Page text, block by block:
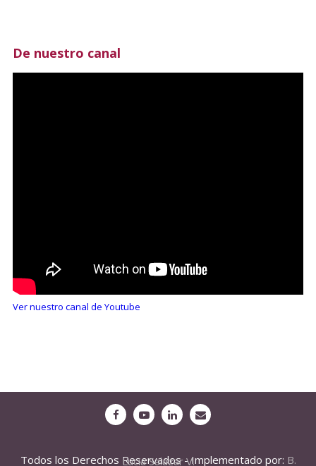
De nuestro canal
Ver nuestro canal de Youtube
Todos los Derechos Reservados - Implementado por:
B. Lucia Salazar V.